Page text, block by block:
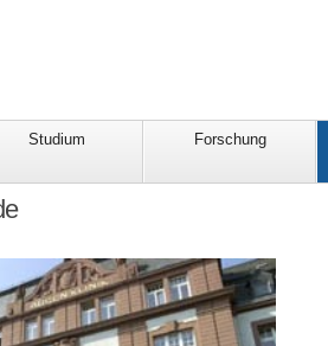
Studium Forschung